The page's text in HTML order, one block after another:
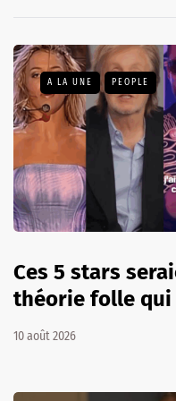
A LA UNE PEOPLE
Ces 5 stars
théorie folle
10 août 2026